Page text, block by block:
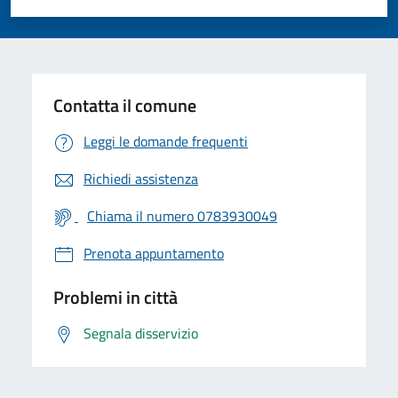
Valuta 5 stelle su 5
Valuta 4 stelle su 5
Valuta 3 stelle su 5
Valuta 2 stelle su 5
Valuta 1 stelle su 5
Contatta il comune
Leggi le domande frequenti
Richiedi assistenza
Chiama il numero 0783930049
Prenota appuntamento
Problemi in città
Segnala disservizio